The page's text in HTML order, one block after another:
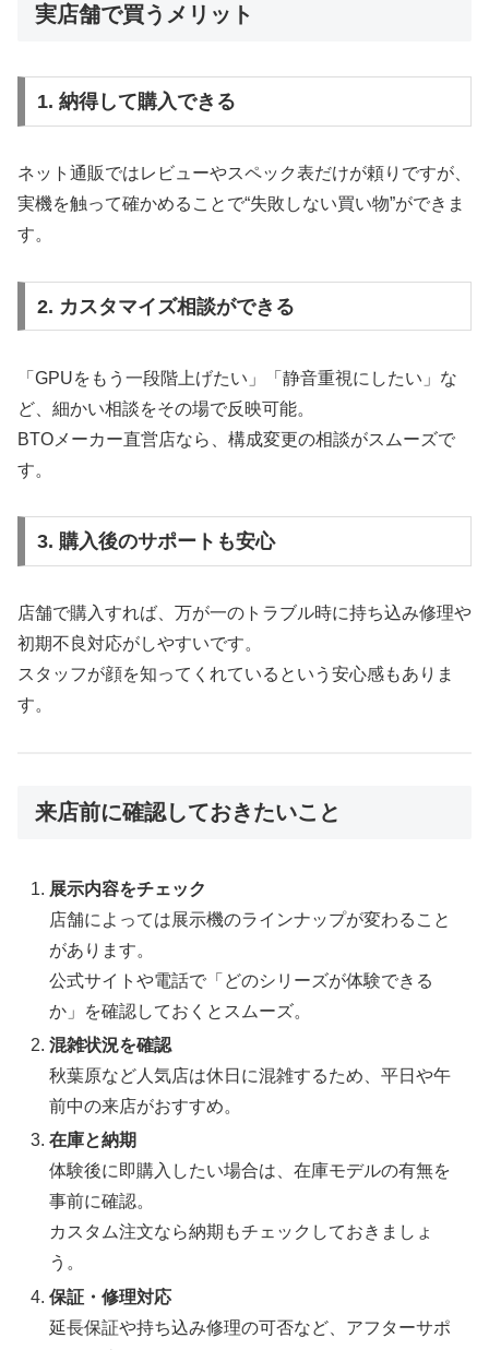
実店舗で買うメリット
1. 納得して購入できる
ネット通販ではレビューやスペック表だけが頼りですが、
実機を触って確かめることで“失敗しない買い物”ができま
す。
2. カスタマイズ相談ができる
「GPUをもう一段階上げたい」「静音重視にしたい」な
ど、細かい相談をその場で反映可能。
BTOメーカー直営店なら、構成変更の相談がスムーズで
す。
3. 購入後のサポートも安心
店舗で購入すれば、万が一のトラブル時に持ち込み修理や
初期不良対応がしやすいです。
スタッフが顔を知ってくれているという安心感もありま
す。
来店前に確認しておきたいこと
展示内容をチェック
店舗によっては展示機のラインナップが変わること
があります。
公式サイトや電話で「どのシリーズが体験できる
か」を確認しておくとスムーズ。
混雑状況を確認
秋葉原など人気店は休日に混雑するため、平日や午
前中の来店がおすすめ。
在庫と納期
体験後に即購入したい場合は、在庫モデルの有無を
事前に確認。
カスタム注文なら納期もチェックしておきましょ
う。
保証・修理対応
延長保証や持ち込み修理の可否など、アフターサポ